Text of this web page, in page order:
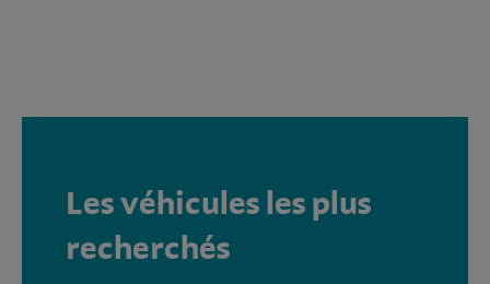
Les véhicules les plus
recherchés